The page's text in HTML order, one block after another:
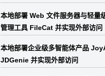
本地部署 Web 文件服务器与轻量
管理工具 FileCat 并实现外部访问
本地部署企业级多智能体产品
JDGenie 并实现外部访问